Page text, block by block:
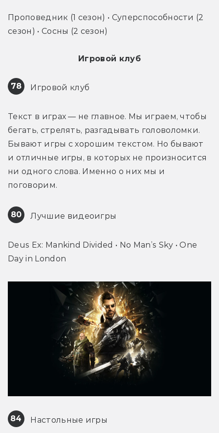
Проповедник (1 сезон) • Суперспособности (2
сезон) • Сосны (2 сезон)
Игровой клуб
78 Игровой клуб
Текст в играх — не главное. Мы играем, чтобы
бегать, стрелять, разгадывать головоломки.
Бывают игры с хорошим текстом. Но бывают
и отличные игры, в которых не произносится
ни одного слова. Именно о них мы и
поговорим.
80 Лучшие видеоигры
Deus Ex: Mankind Divided • No Man’s Sky • One
Day in London
84 Настольные игры